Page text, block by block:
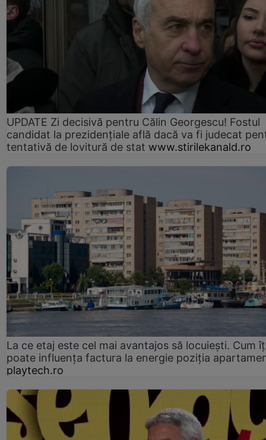
UPDATE Zi decisivă pentru Călin Georgescu! Fostul
candidat la prezidențiale află dacă va fi judecat
tentativă de lovitură de stat www.stirilekanald.ro
La ce etaj este cel mai avantajos să locuiești. Cum
poate influența factura la energie poziția
playtech.ro